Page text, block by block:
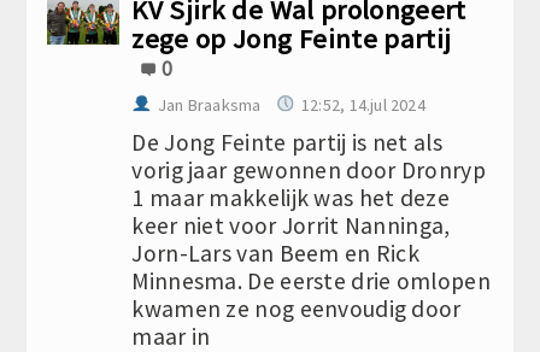
KV Sjirk de Wal prolongeert
zege op Jong Feinte partij
0
Jan Braaksma 12:52, 14.jul 2024
De Jong Feinte partij is net als
vorig jaar gewonnen door Dronryp
1 maar makkelijk was het deze
keer niet voor Jorrit Nanninga,
Jorn-Lars van Beem en Rick
Minnesma. De eerste drie omlopen
kwamen ze nog eenvoudig door
maar in